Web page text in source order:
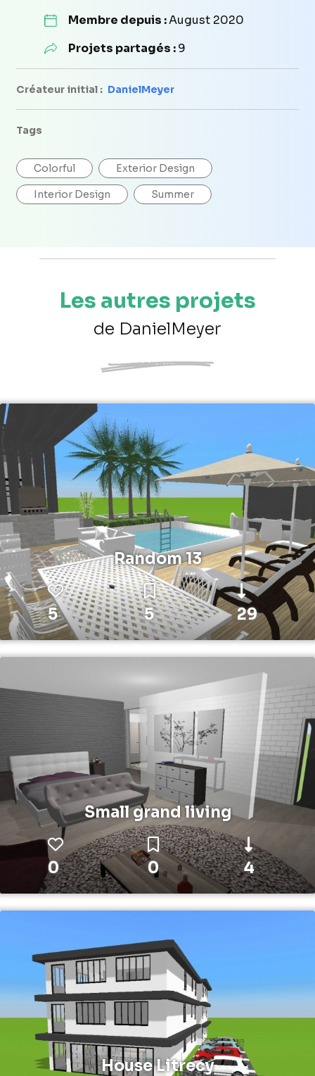
Membre depuis :August 2020
Projets partagés :9
Créateur initial : DanielMeyer
Tags
Colorful Exterior Design
Interior Design Summer
Les autres projets
de DanielMeyer
Random 13
5 5 29
Small grand living
0 0 4
House Litrecy